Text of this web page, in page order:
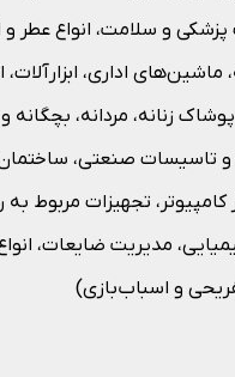
و سلامت، انواع عطر و
ماشین‌های اداری،
زنانه، مردانه، بچگانه
صنعتی،
کامپیوتر، تجهیزات مربوط
مدیریت ضایعات،
و اسباب‌بازی)